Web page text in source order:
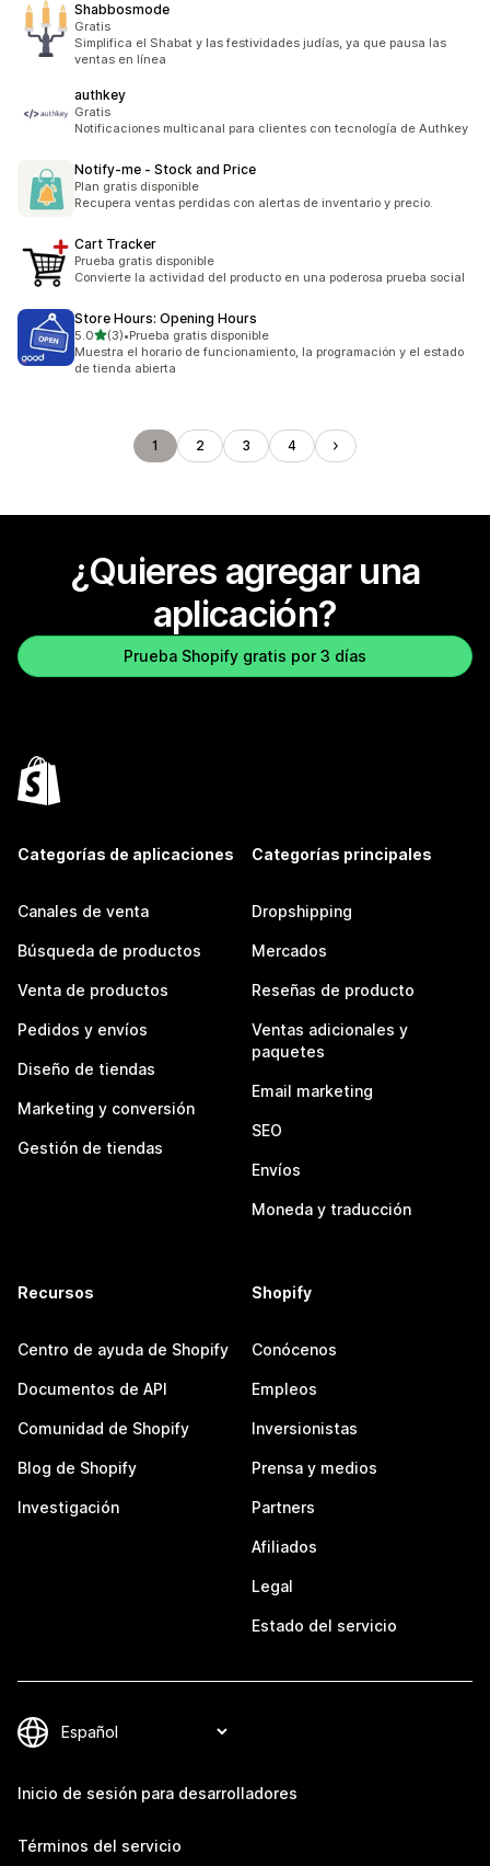
Shabbosmode
Gratis
Simplifica el Shabat y las festividades judías, ya que pausa las
ventas en línea
authkey
Gratis
Notificaciones multicanal para clientes con tecnología de Authkey
Notify‑me ‑ Stock and Price
Plan gratis disponible
Recupera ventas perdidas con alertas de inventario y precio.
Cart Tracker
Prueba gratis disponible
Convierte la actividad del producto en una poderosa prueba social
Store Hours: Opening Hours
5.0de 5 estrellas
(3)
3 reseñas en total
•Prueba gratis disponible
Muestra el horario de funcionamiento, la programación y el estado
de tienda abierta
1 2 3 4
¿Quieres agregar una
aplicación?
Prueba Shopify gratis por 3 días
Categorías de aplicaciones
Canales de venta
Búsqueda de productos
Venta de productos
Pedidos y envíos
Diseño de tiendas
Marketing y conversión
Gestión de tiendas
Categorías principales
Dropshipping
Mercados
Reseñas de producto
Ventas adicionales y
paquetes
Email marketing
SEO
Envíos
Moneda y traducción
Recursos
Centro de ayuda de Shopify
Documentos de API
Comunidad de Shopify
Blog de Shopify
Investigación
Shopify
Conócenos
Empleos
Inversionistas
Prensa y medios
Partners
Afiliados
Legal
Estado del servicio
Inicio de sesión para desarrolladores
Términos del servicio